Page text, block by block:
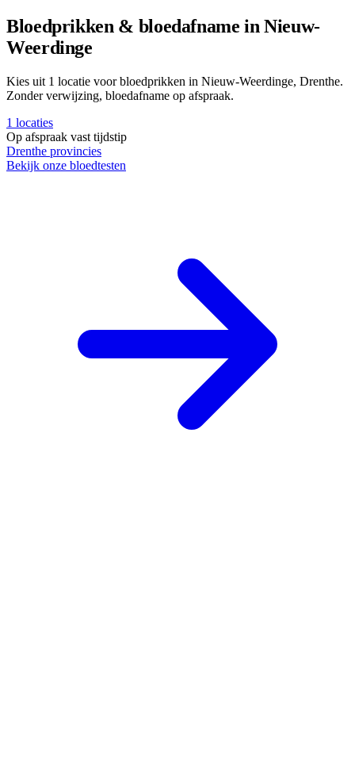
Bloedprikken & bloedafname in Nieuw-
Weerdinge
Kies uit 1 locatie voor bloedprikken in Nieuw-Weerdinge, Drenthe.
Zonder verwijzing, bloedafname op afspraak.
1 locaties
Op afspraak vast tijdstip
Drenthe provincies
Bekijk onze bloedtesten